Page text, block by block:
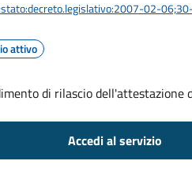
02-
attivo
di rilascio
Accedi al servizio